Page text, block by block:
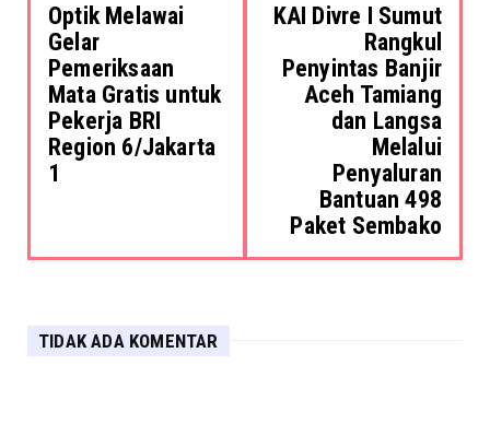
Optik Melawai
Gelar
Pemeriksaan
Mata Gratis untuk
Pekerja BRI
Region 6/Jakarta
1
KAI Divre I Sumut
Rangkul
Penyintas Banjir
Aceh Tamiang
dan Langsa
Melalui
Penyaluran
Bantuan 498
Paket Sembako
TIDAK ADA KOMENTAR